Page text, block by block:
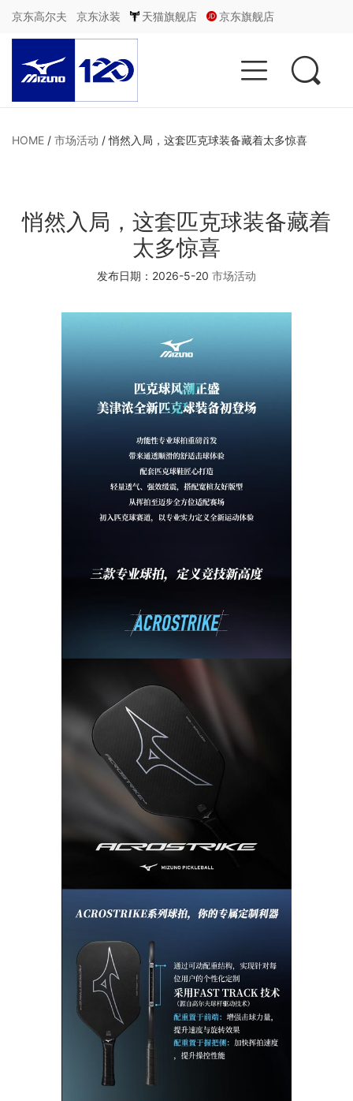
京东高尔夫 京东泳装 天猫旗舰店 京东旗舰店
 
HOME / 市场活动 /悄然入局，这套匹克球装备藏着太多惊喜
悄然入局，这套匹克球装备藏着
太多惊喜
发布日期：2026-5-20 市场活动